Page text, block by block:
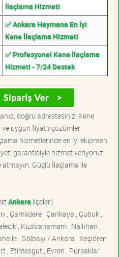
İlaçlama Hizmeti
✅ Ankara Haymana En İyi
Kene İlaçlama Hizmeti
✅ Profesyonel Kene İlaçlama
Hizmeti - 7/24 Destek
doğru adrestesiniz! Kene
uygun fiyatlı çözümler
hizmetlerinde en iyi ekipman
garantisiyle hizmet veriyoruz.
atmayın, Güçlü İlaçlama ile
Ankara ilçeleri;
, Çamlıdere , Çankaya , Çubuk ,
, Kızılcahamam , Nallıhan ,
, Gölbaşı / Ankara , Keçiören
, Etimesgut , Evren , Pursaklar